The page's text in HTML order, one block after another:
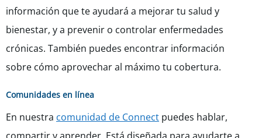
información que te ayudará a mejorar tu salud y
bienestar, y a prevenir o controlar enfermedades
crónicas. También puedes encontrar información
sobre cómo aprovechar al máximo tu cobertura.
Comunidades en línea
En nuestra comunidad de Connect puedes hablar,